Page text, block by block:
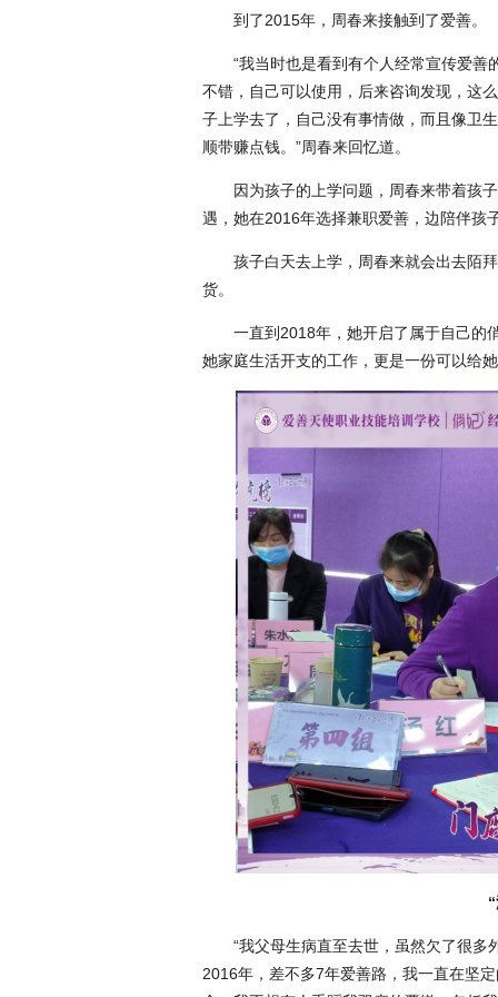
到了2015年，周春来接触到了爱善。
“我当时也是看到有个人经常宣传爱
不错，自己可以使用，后来咨询发现，这
子上学去了，自己没有事情做，而且像卫
顺带赚点钱。”周春来回忆道。
因为孩子的上学问题，周春来带着孩
遇，她在2016年选择兼职爱善，边陪伴孩
孩子白天去上学，周春来就会出去陌
货。
一直到2018年，她开启了属于自己的
她家庭生活开支的工作，更是一份可以给
“我父母生病直至去世，虽然欠了很
2016年，差不多7年爱善路，我一直在坚